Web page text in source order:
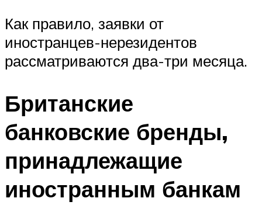
Как правило, заявки от
иностранцев-нерезидентов
рассматриваются два-три месяца.
Британские
банковские бренды,
принадлежащие
иностранным банкам